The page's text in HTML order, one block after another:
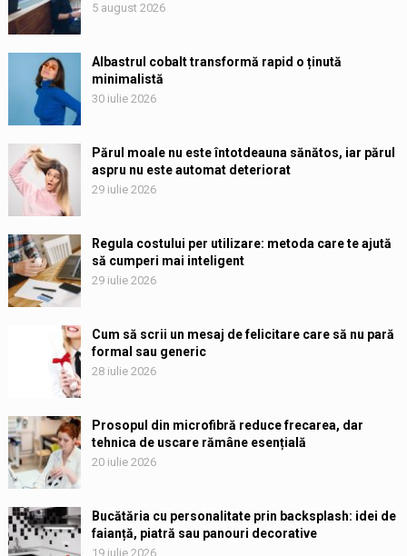
5 august 2026
Albastrul cobalt transformă rapid o ținută
minimalistă
30 iulie 2026
Părul moale nu este întotdeauna sănătos, iar părul
aspru nu este automat deteriorat
29 iulie 2026
Regula costului per utilizare: metoda care te ajută
să cumperi mai inteligent
29 iulie 2026
Cum să scrii un mesaj de felicitare care să nu pară
formal sau generic
28 iulie 2026
Prosopul din microfibră reduce frecarea, dar
tehnica de uscare rămâne esențială
20 iulie 2026
Bucătăria cu personalitate prin backsplash: idei de
faianță, piatră sau panouri decorative
19 iulie 2026